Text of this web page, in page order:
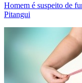
Homem é suspeito de
Pitangui